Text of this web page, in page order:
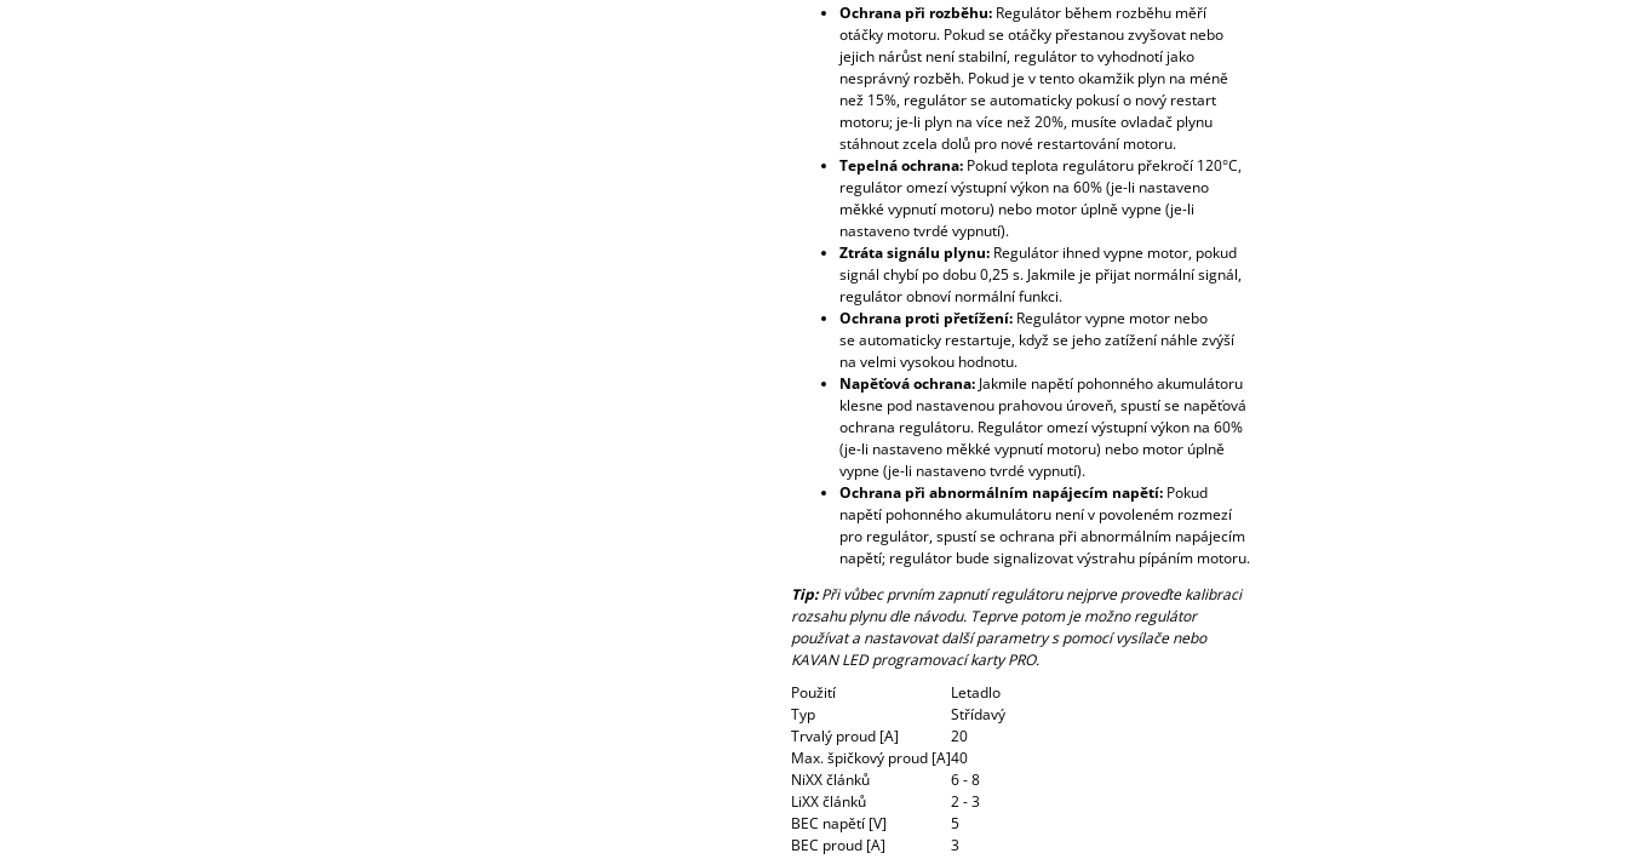
Ochrana při rozběhu: Regulátor během rozběhu měří
otáčky motoru. Pokud se otáčky přestanou zvyšovat nebo
jejich nárůst není stabilní, regulátor to vyhodnotí jako
nesprávný rozběh. Pokud je v tento okamžik plyn na méně
než 15%, regulátor se automaticky pokusí o nový restart
motoru; je-li plyn na více než 20%, musíte ovladač plynu
stáhnout zcela dolů pro nové restartování motoru.
Tepelná ochrana: Pokud teplota regulátoru překročí 120°C,
regulátor omezí výstupní výkon na 60% (je-li nastaveno
měkké vypnutí motoru) nebo motor úplně vypne (je-li
nastaveno tvrdé vypnutí).
Ztráta signálu plynu: Regulátor ihned vypne motor, pokud
signál chybí po dobu 0,25 s. Jakmile je přijat normální signál,
regulátor obnoví normální funkci.
Ochrana proti přetížení: Regulátor vypne motor nebo
se automaticky restartuje, když se jeho zatížení náhle zvýší
na velmi vysokou hodnotu.
Napěťová ochrana: Jakmile napětí pohonného akumulátoru
klesne pod nastavenou prahovou úroveň, spustí se napěťová
ochrana regulátoru. Regulátor omezí výstupní výkon na 60%
(je-li nastaveno měkké vypnutí motoru) nebo motor úplně
vypne (je-li nastaveno tvrdé vypnutí).
Ochrana při abnormálním napájecím napětí: Pokud
napětí pohonného akumulátoru není v povoleném rozmezí
pro regulátor, spustí se ochrana při abnormálním napájecím
napětí; regulátor bude signalizovat výstrahu pípáním motoru.
Tip: Při vůbec prvním zapnutí regulátoru nejprve proveďte kalibraci
rozsahu plynu dle návodu. Teprve potom je možno regulátor
používat a nastavovat další parametry s pomocí vysílače nebo
KAVAN LED programovací karty PRO.
Použití
Letadlo
Typ
Střídavý
Trvalý proud [A]
20
Max. špičkový proud [A]40
NiXX článků
6 - 8
LiXX článků
2 - 3
BEC napětí [V]
5
BEC proud [A]
3